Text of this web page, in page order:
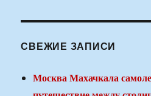
СВЕЖИЕ ЗАПИСИ
Москва Махачкала